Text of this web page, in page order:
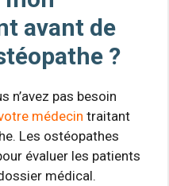
avant de
?
n’avez pas besoin
médecin traitant
Les ostéopathes
évaluer les patients
médical.